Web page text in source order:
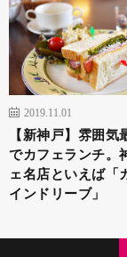
2019.11.01
【新神戸】雰囲気
でカフェランチ。
ェ名店といえば「
インドリーブ」